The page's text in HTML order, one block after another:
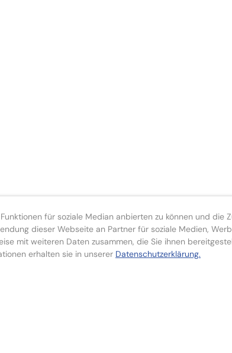
für soziale Median anbierten zu können und die
dieser Webseite an Partner für soziale Medien,
mit weiteren Daten zusammen, die Sie ihnen
erhalten sie in unserer Datenschutzerklärung.